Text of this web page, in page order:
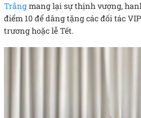
Trắngmang lại sự thịnh vượng,
điểm 10 để dâng tặng các đối tác
trương hoặc lễ Tết.